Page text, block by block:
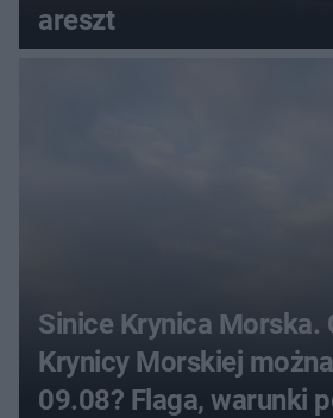
areszt
Sinice Krynica Morska.
Krynicy Morskiej
09.08? Flaga, warunki